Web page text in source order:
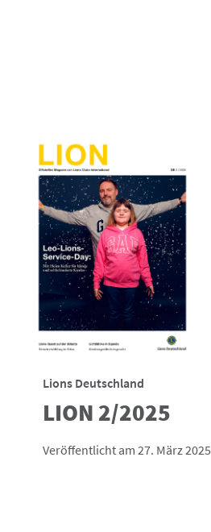
Lions Deutschland
LION 2/2025
Veröffentlicht am 27. März 2025